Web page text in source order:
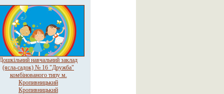
навчальний заклад
(ясла-садок) № 16 "Дружба"
комбінованого типу м.
Кропивницький
Кропивницький